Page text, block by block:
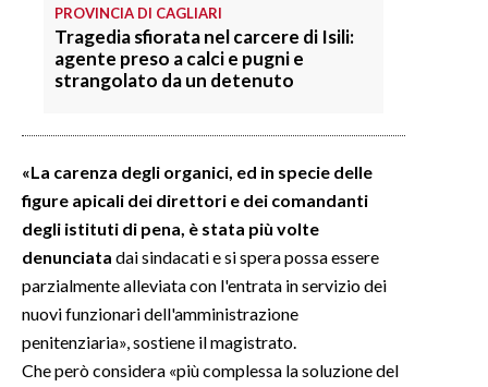
ANNUNCI
NECROLOGI
PUBBLICITÀ
PROVINCIA DI CAGLIARI
Tragedia sfiorata nel carcere di Isili:
agente preso a calci e pugni e
strangolato da un detenuto
«La carenza degli organici, ed in specie delle
figure apicali dei direttori e dei comandanti
degli istituti di pena, è stata più volte
denunciata dai sindacati e si spera possa essere
parzialmente alleviata con l'entrata in servizio dei
nuovi funzionari dell'amministrazione
penitenziaria», sostiene il magistrato.
Che però considera «più complessa la soluzione del